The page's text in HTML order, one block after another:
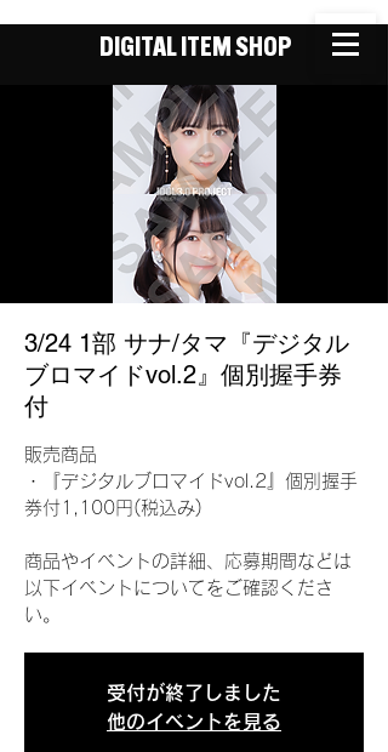
DIGITAL ITEM SHOP
3/24 1部 サナ/タマ『デジタル
ブロマイドvol.2』個別握手券
付
販売商品
・『デジタルブロマイドvol.2』個別握手
券付1,100円(税込み)
商品やイベントの詳細、応募期間などは
以下イベントについてをご確認くださ
い。
受付が終了しました
他のイベントを見る